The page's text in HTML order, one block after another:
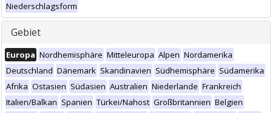
Niederschlagsform
Gebiet
Europa Nordhemisphäre Mitteleuropa Alpen Nordamerika
Deutschland Dänemark Skandinavien Südhemisphäre Südamerika
Afrika Ostasien Südasien Australien Niederlande Frankreich
Italien/Balkan Spanien Türkei/Nahost Großbritannien Belgien